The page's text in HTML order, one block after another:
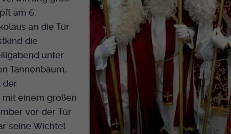
am 6.
an die Tür
die
unter
Tannenbaum,
der
einem großen
vor der Tür
seine Wichtel
PHP Daten Identifikator, der gesetzt wird wenn
die PHP session() Methode benutzt wird.
uid
EKHN
Ende der Sitzung
Medienhaus der EKHN GmbH
1 Jahr
Speicherung der Cookie Constent